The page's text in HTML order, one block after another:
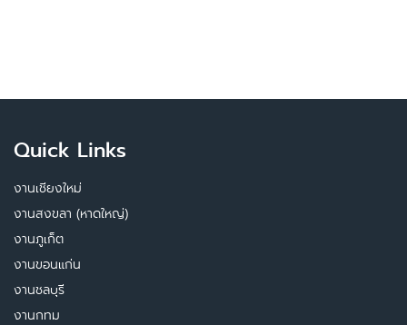
Quick Links
งานเชียงใหม่
งานสงขลา (หาดใหญ่)
งานภูเก็ต
งานขอนแก่น
งานชลบุรี
งานกทม